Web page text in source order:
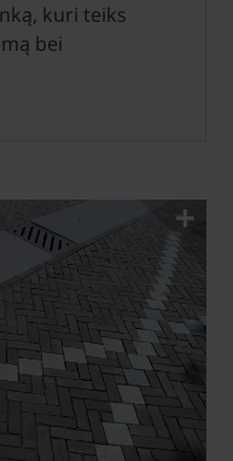
kuri teiks
bei